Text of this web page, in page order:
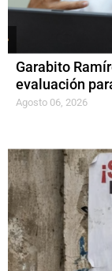
Garabito
evaluación
Agosto 06, 2026